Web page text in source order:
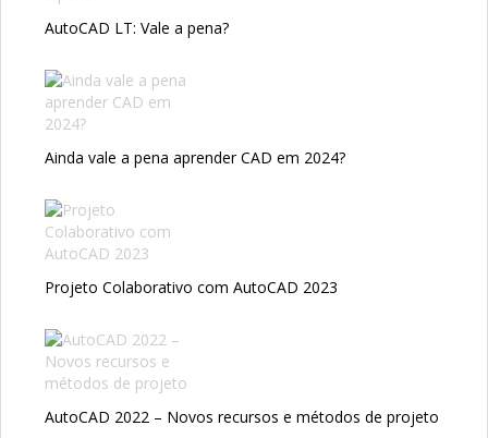
AutoCAD LT: Vale a pena?
Ainda vale a pena aprender CAD em 2024?
Projeto Colaborativo com AutoCAD 2023
AutoCAD 2022 – Novos recursos e métodos de projeto